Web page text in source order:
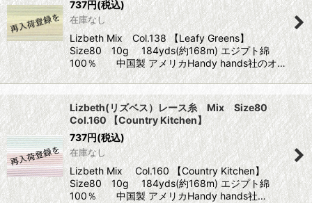
737円(税込)
在庫なし
Lizbeth Mix Col.138 【Leafy Greens】
Size80 10g 184yds(約168m) エジプト綿
100％ 中国製 アメリカHandy hands社のオ…
Lizbeth(リズベス）レース糸 Mix Size80
Col.160 【Country Kitchen】
737円(税込)
在庫なし
Lizbeth Mix Col.160 【Country Kitchen】
Size80 10g 184yds(約168m) エジプト綿
100％ 中国製 アメリカHandy hands社…